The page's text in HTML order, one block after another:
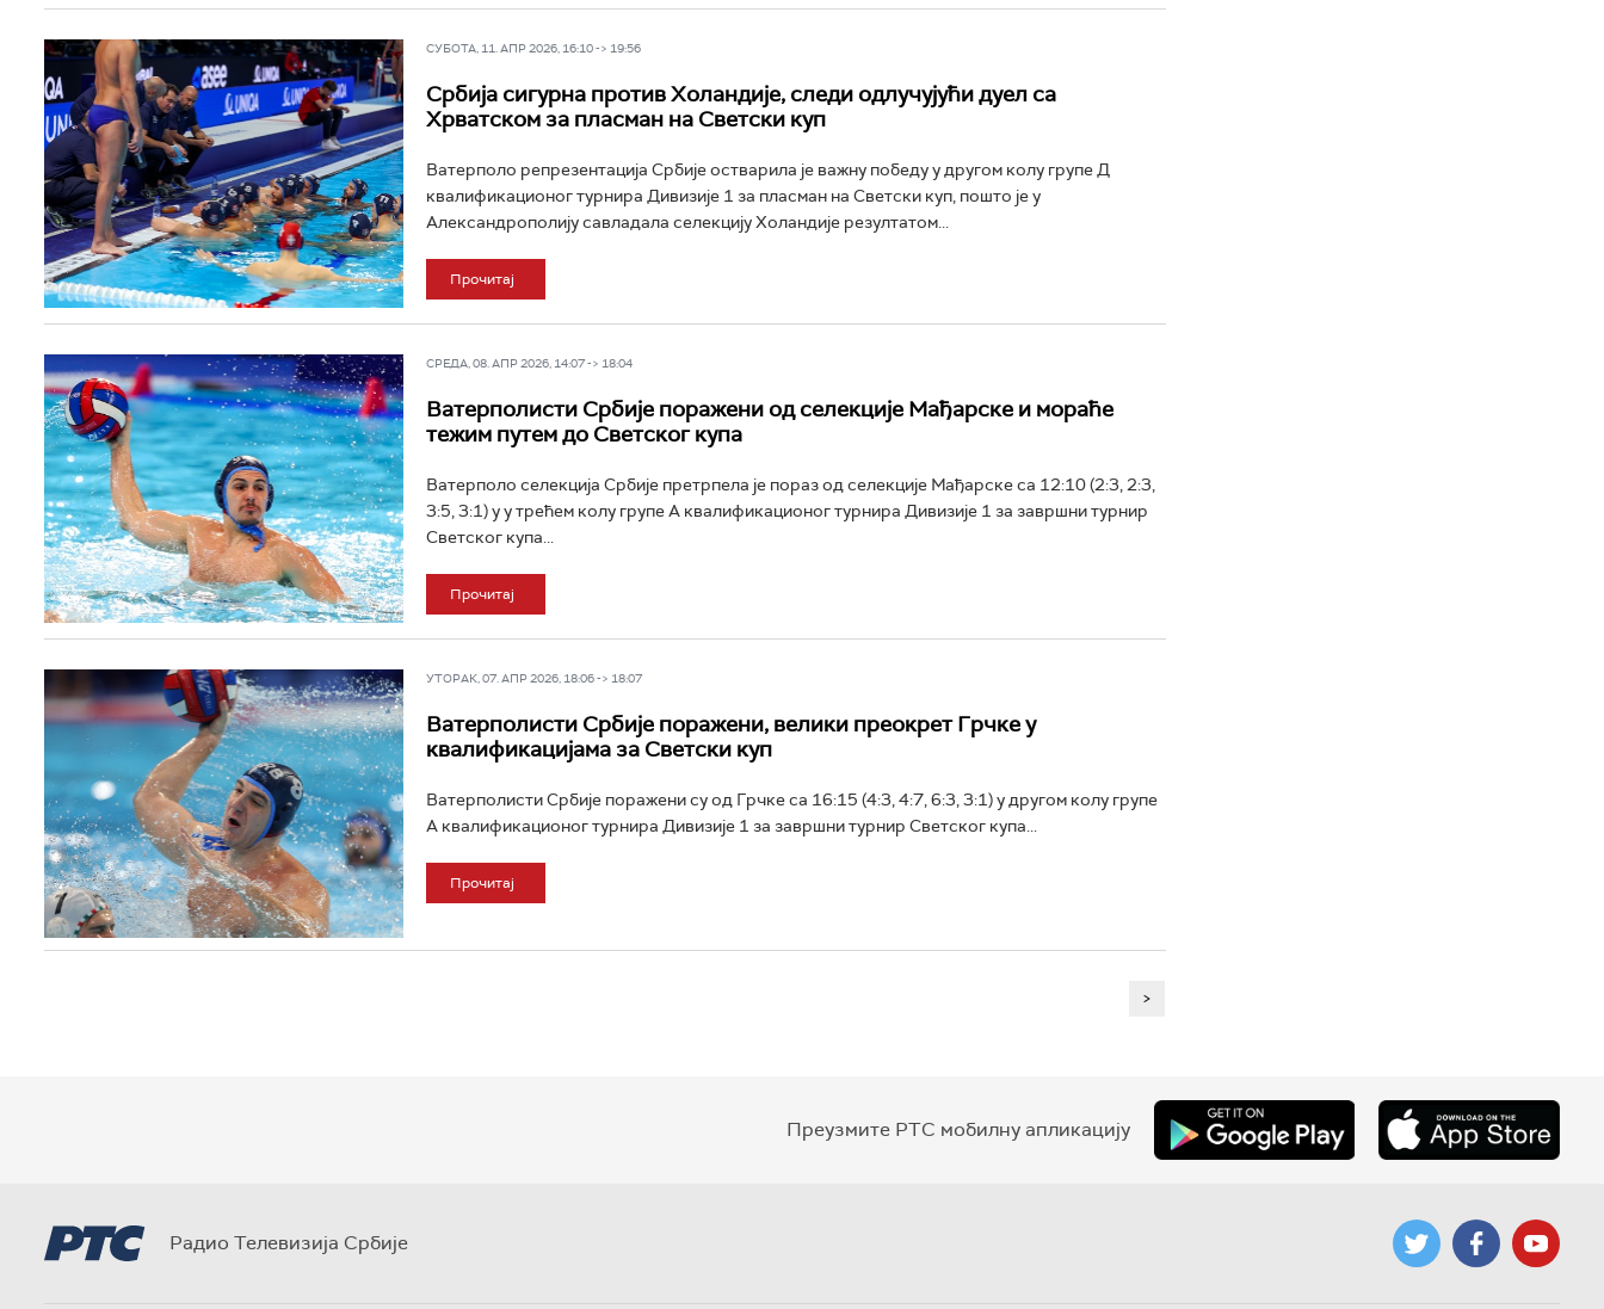
СУБОТА, 11. АПР 2026, 16:10 -> 19:56
Србија сигурна против Холандије, следи одлучујући дуел са
Хрватском за пласман на Светски куп
Ватерполо репрезентација Србије остварила је важну победу у другом колу групе Д
квалификационог турнира Дивизије 1 за пласман на Светски куп, пошто је у
Александрополију савладала селекцију Холандије резултатом...
Прочитај
СРЕДА, 08. АПР 2026, 14:07 -> 18:04
Ватерполисти Србије поражени од селекције Мађарске и мораће
тежим путем до Светског купа
Ватерполо селекција Србије претрпела је пораз од селекције Мађарске са 12:10 (2:3, 2:3,
3:5, 3:1) у у трећем колу групе А квалификационог турнира Дивизије 1 за завршни турнир
Светског купа...
Прочитај
УТОРАК, 07. АПР 2026, 18:06 -> 18:07
Ватерполисти Србије поражени, велики преокрет Грчке у
квалификацијама за Светски куп
Ватерполисти Србије поражени су од Грчке са 16:15 (4:3, 4:7, 6:3, 3:1) у другом колу групе
А квалификационог турнира Дивизије 1 за завршни турнир Светског купа...
Прочитај
>
Преузмите РТС мобилну апликацију
Радио Телевизија Србије